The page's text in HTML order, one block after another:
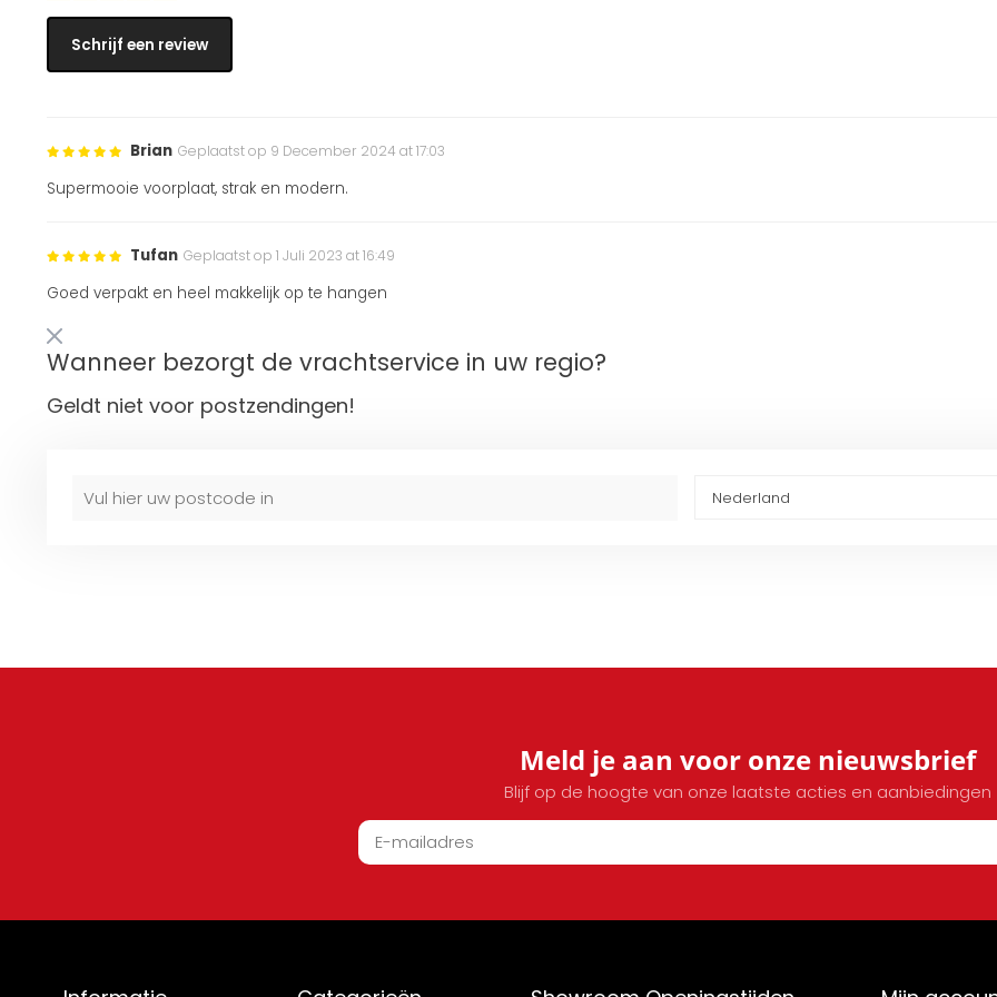
Schrijf een review
Brian Geplaatst op 9 December 2024 at 17:03
Supermooie voorplaat, strak en modern.
Tufan Geplaatst op 1 Juli 2023 at 16:49
Goed verpakt en heel makkelijk op te hangen
Wanneer bezorgt de vrachtservice in uw regio?
Geldt niet voor postzendingen!
Meld je aan voor onze nieuwsbrief
Blijf op de hoogte van onze laatste acties en aanbiedingen